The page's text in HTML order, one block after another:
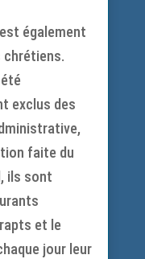
également
chrétiens.
exclus des
faite du
ils sont
et le
jour leur